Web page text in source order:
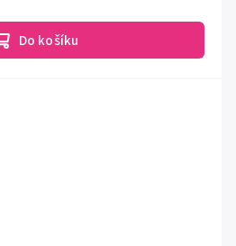
Do košíku